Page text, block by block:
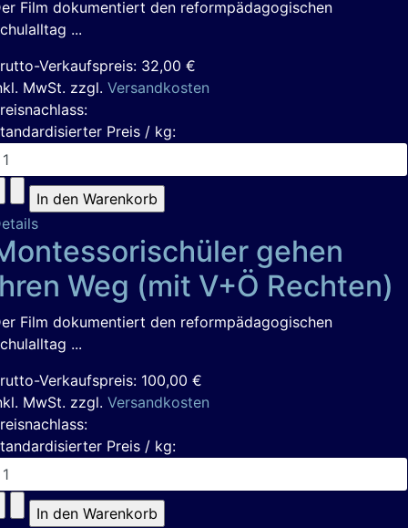
Film dokumentiert den reformpädagogischen
...
Verkaufspreis: 32,00 €
MwSt. zzgl. Versandkosten
Preis / kg:
gehen
Weg (mit V+Ö Rechten)
Film dokumentiert den reformpädagogischen
...
Verkaufspreis: 100,00 €
MwSt. zzgl. Versandkosten
Preis / kg: